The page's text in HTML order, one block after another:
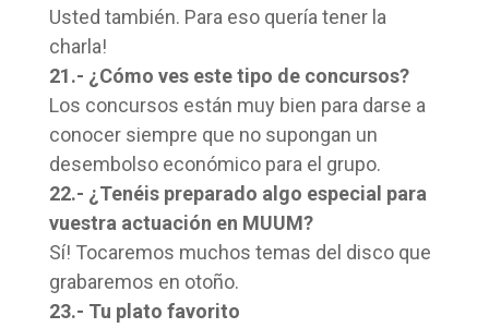
Usted también. Para eso quería tener la
charla!
21.- ¿Cómo ves este tipo de concursos?
Los concursos están muy bien para darse a
conocer siempre que no supongan un
desembolso económico para el grupo.
22.- ¿Tenéis preparado algo especial para
vuestra actuación en MUUM?
Sí! Tocaremos muchos temas del disco que
grabaremos en otoño.
23.- Tu plato favorito